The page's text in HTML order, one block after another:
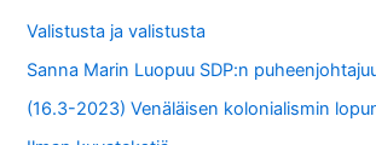
Valistusta ja valistusta
Sanna Marin Luopuu SDP:n
(16.3-2023) Venäläisen kolonialismin